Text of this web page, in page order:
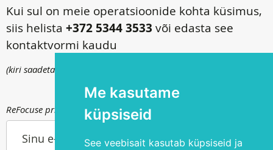
Me kasutame
küpsiseid
See veebisait kasutab küpsiseid ja
Kui sul on meie operatsioonide kohta küsimus,
siis helista +372 5344 3533 või edasta see
kontaktvormi kaudu
(kiri saadetakse
ReFocuse privaatsuspoliitika kohta saad lugeda
Sinu e-post